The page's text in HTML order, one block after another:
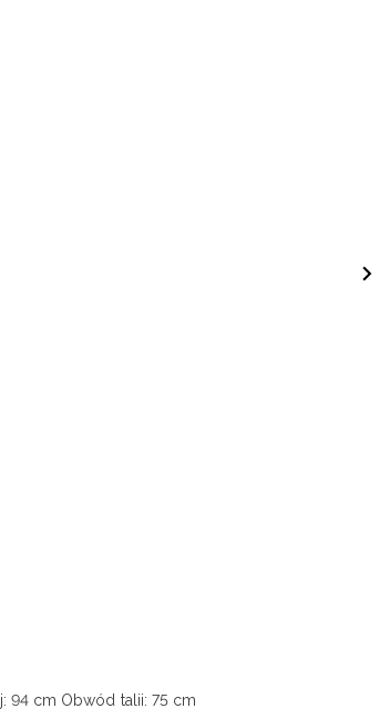
94 cm Obwód talii: 75 cm